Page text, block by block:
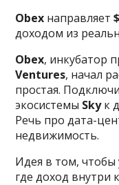
Obex направляет
доходом из
Obex, инкубатор
Ventures, начал
простая.
экосистемы Skyк
Речь про дата-
недвижимость.
Идея в том, чтобы
где доход внутри